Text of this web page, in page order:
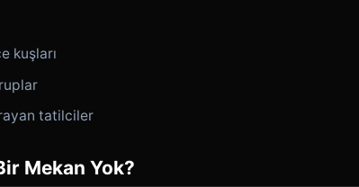
kuşları
tatilciler
Mekan Yok?